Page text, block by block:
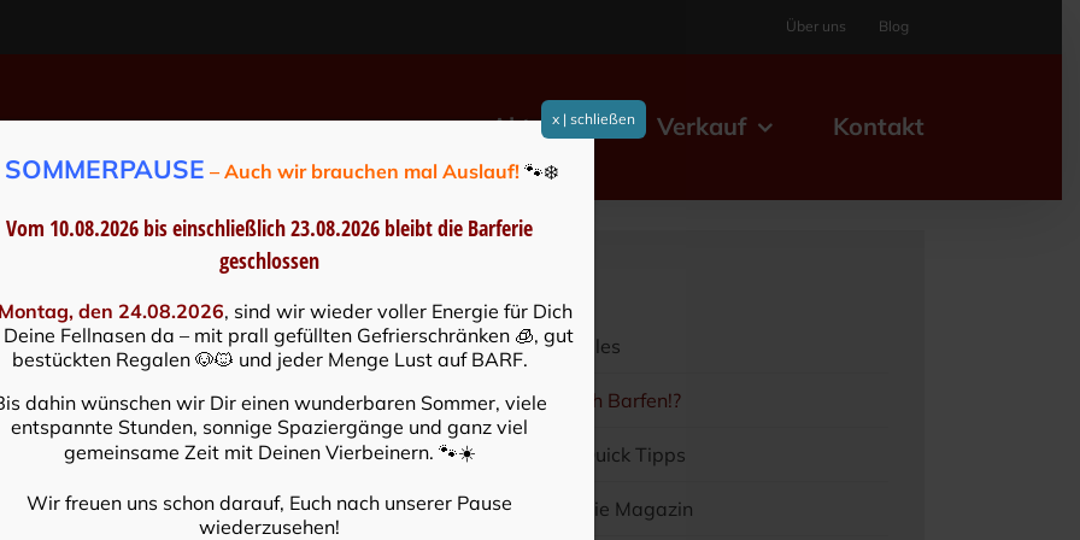
Über uns Blog
Aktuelles Verkauf Kontakt
Kurz­an­lei­tung fürs Barfen!
Anleitung für Einsteiger!
Aktuelles
Einfach Barfen!?
Barf Quick Tipps
Barferie Magazin
SOMMERPAUSE – Auch wir brauchen mal Auslauf! 🐾❄️
Vom 10.08.2026 bis einschließlich 23.08.2026 bleibt die Barferie
geschlossen
Montag, den 24.08.2026, sind wir wieder voller Energie für Dich
Deine Fellnasen da – mit prall gefüllten Gefrierschränken 🧊, gut
bestückten Regalen 🐶🐱 und jeder Menge Lust auf BARF.
dahin wünschen wir Dir einen wunderbaren Sommer, viele
entspannte Stunden, sonnige Spaziergänge und ganz viel
gemeinsame Zeit mit Deinen Vierbeinern. 🐾☀️
Wir freuen uns schon darauf, Euch nach unserer Pause
wiederzusehen!
x | schließen